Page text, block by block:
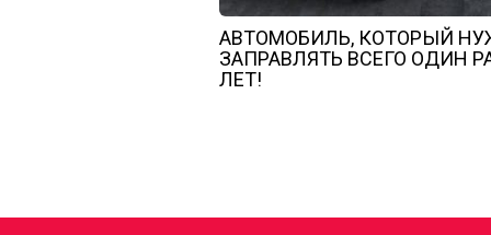
АВТОМОБИЛЬ, КОТОРЫЙ
ЗАПРАВЛЯТЬ ВСЕГО ОДИН
ЛЕТ!